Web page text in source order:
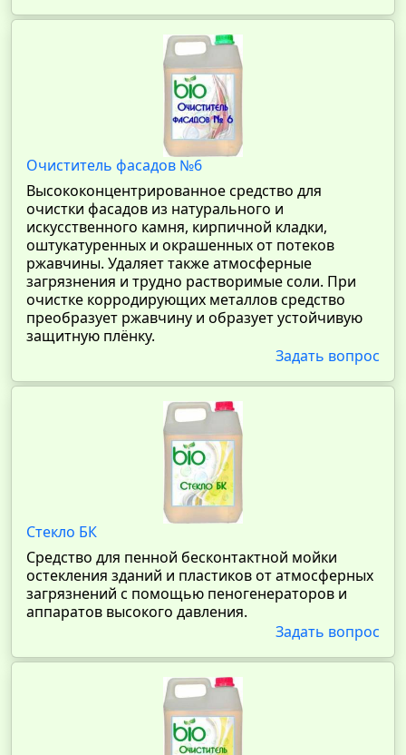
Очиститель фасадов №6
Высококонцентрированное средство для
очистки фасадов из натурального и
искусственного камня, кирпичной кладки,
оштукатуренных и окрашенных от потеков
ржавчины. Удаляет также атмосферные
загрязнения и трудно растворимые соли. При
очистке корродирующих металлов средство
преобразует ржавчину и образует устойчивую
защитную плёнку.
Задать вопрос
Стекло БК
Средство для пенной бесконтактной мойки
остекления зданий и пластиков от атмосферных
загрязнений с помощью пеногенераторов и
аппаратов высокого давления.
Задать вопрос